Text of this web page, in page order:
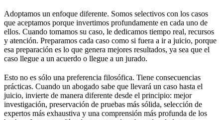
Adoptamos un enfoque diferente. Somos selectivos con los casos
que aceptamos porque invertimos profundamente en cada uno de
ellos. Cuando tomamos su caso, le dedicamos tiempo real, recursos
y atención. Preparamos cada caso como si fuera a ir a juicio, porque
esa preparación es lo que genera mejores resultados, ya sea que el
caso llegue a un acuerdo o llegue a un jurado.
Esto no es sólo una preferencia filosófica. Tiene consecuencias
prácticas. Cuando un abogado sabe que llevará un caso hasta el
juicio, invierte de manera diferente desde el principio: mejor
investigación, preservación de pruebas más sólida, selección de
expertos más exhaustiva y una comprensión más profunda de los